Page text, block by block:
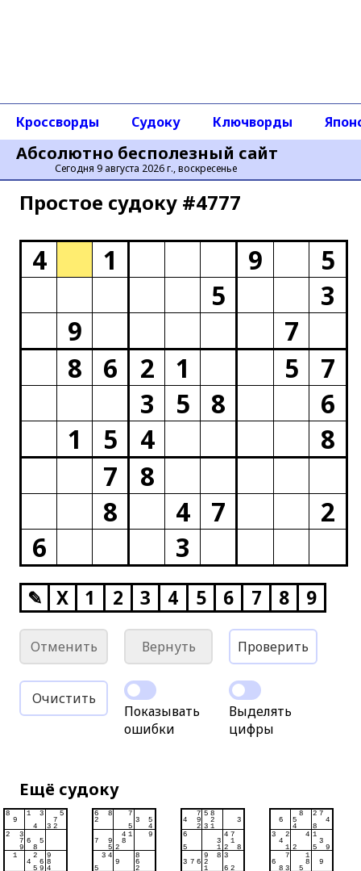
Абсолютно бесполезный сайт
Сегодня 9 августа 2026 г., воскресенье
Кроссворды Судоку Ключворды
Простое cудоку #4777
4 1 9
5
5
3
9
7
8
6 2 1 5
7
3
5 8
6
1
5 4
8
7
8
8
4 7
2
6
3
✎ X 1 2 3 4 5 6 7 8 9
Отменить Вернуть Проверить
Очистить
Показывать
ошибки
Выделять
цифры
Ещё судоку